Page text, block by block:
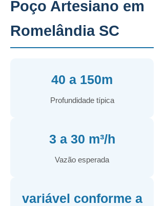
Poço Artesiano em
Romelândia SC
40 a 150m
Profundidade típica
3 a 30 m³/h
Vazão esperada
variável conforme a